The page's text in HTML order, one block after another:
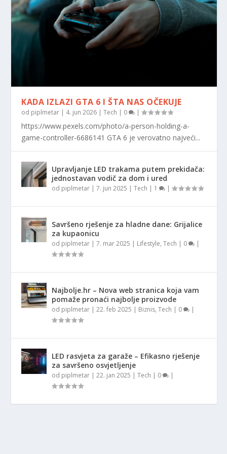
KADA IZLAZI GTA 6 I ŠTA NAS OČEKUJE
od piplmetar | 4. jun 2026 |Tech | 0 |
https://www.pexels.com/photo/a-person-holding-a-
game-controller-6686141 GTA 6 je verovatno najveći...
Upravljanje LED trakama putem prekidača:
jednostavan vodič za dom i ured
od piplmetar |7. jun 2025 |Tech | 1 |
Savršeno rješenje za hladne dane: Grijalice
za kupaonicu
od piplmetar |7. mar 2025 | Lifestyle,Tech | 0 |
Najbolje.hr – Nova web stranica koja vam
pomaže pronaći najbolje proizvode
od piplmetar |22. feb 2025 | Biznis,Tech | 0 |
LED rasvjeta za garaže – Efikasno rješenje
za savršeno osvjetljenje
od piplmetar |22. jan 2025 |Tech | 0 |